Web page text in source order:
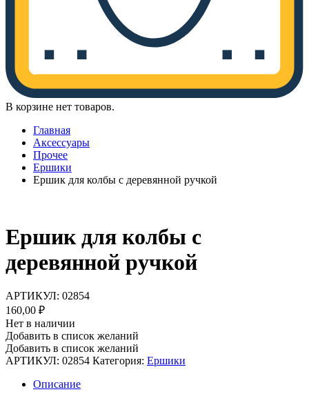
В корзине нет товаров.
Главная
Аксессуары
Прочее
Ершики
Ершик для колбы с деревянной ручкой
Ершик для колбы с
деревянной ручкой
АРТИКУЛ: 02854
160,00 ₽
Нет в наличии
Добавить в список желаний
Добавить в список желаний
АРТИКУЛ: 02854 Категория: Ершики
Описание